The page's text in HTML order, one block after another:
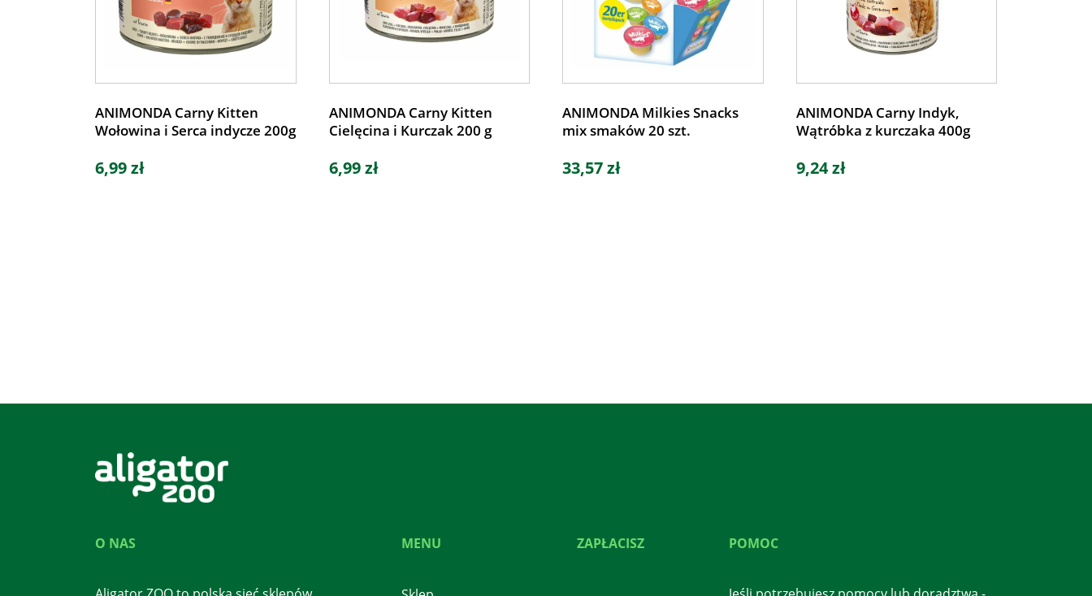
ANIMONDA Carny Kitten
Wołowina i Serca indycze 200g
6,99 zł
ANIMONDA Carny Kitten
Cielęcina i Kurczak 200 g
6,99 zł
ANIMONDA Milkies Snacks
mix smaków 20 szt.
33,57 zł
ANIMONDA Carny Indyk,
Wątróbka z kurczaka 400g
9,24 zł
O NAS MENU ZAPŁACISZ POMOC